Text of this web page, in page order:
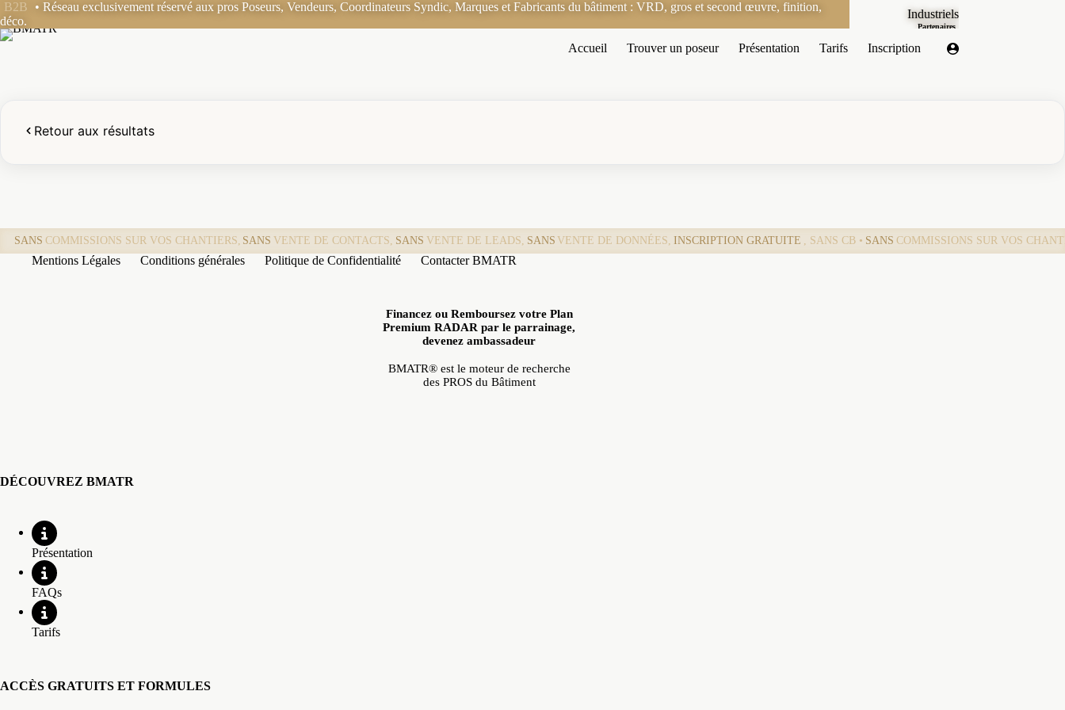
Passer
au
contenu
B2B
• Réseau exclusivement réservé aux pros Poseurs, Vendeurs, Coordinateurs Syndic, Marques et Fabricants du bâtiment : VRD, gros et second œuvre, finition,
déco.
Industriels
Partenaires
Accueil Trouver un poseur Présentation Tarifs Inscription
Retour aux résultats
SANS COMMISSIONS SUR VOS CHANTIERS, SANS VENTE DE CONTACTS, SANS VENTE DE LEADS, SANS VENTE DE DONNÉES, INSCRIPTION GRATUITE , SANS CB • SANS COMMISSIONS SUR VOS
Mentions Légales Conditions générales Politique de Confidentialité Contacter BMATR
Financez ou Remboursez votre Plan
Premium RADAR par le parrainage,
devenez ambassadeur
BMATR® est le moteur de recherche
des PROS du Bâtiment
DÉCOUVREZ BMATR
Présentation
FAQs
Tarifs
ACCÈS GRATUITS ET FORMULES